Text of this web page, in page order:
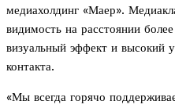
медиахолдинг «Маер».
видимость на расстоянии
визуальный эффект и высокий
контакта.
«Мы всегда горячо